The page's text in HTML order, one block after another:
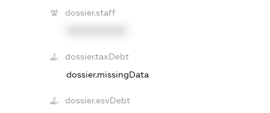
dossier.staff
dossier.taxDebt
dossier.missingData
dossier.esvDebt